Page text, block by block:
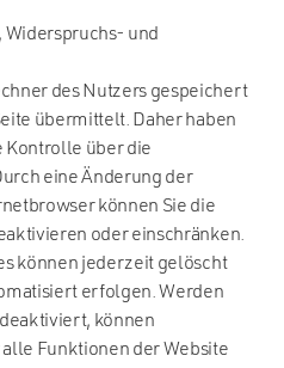
und
des Nutzers gespeichert
übermittelt. Daher haben
Kontrolle über die
eine Änderung der
können Sie die
oder einschränken.
können jederzeit gelöscht
erfolgen. Werden
können
Funktionen der Website